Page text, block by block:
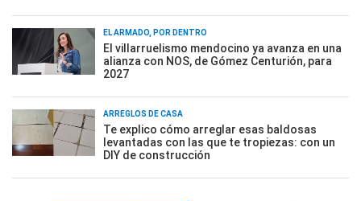
EL ARMADO, POR DENTRO
El villarruelismo mendocino ya avanza en una
alianza con NOS, de Gómez Centurión, para
2027
ARREGLOS DE CASA
Te explico cómo arreglar esas baldosas
levantadas con las que te tropiezas: con un
DIY de construcción